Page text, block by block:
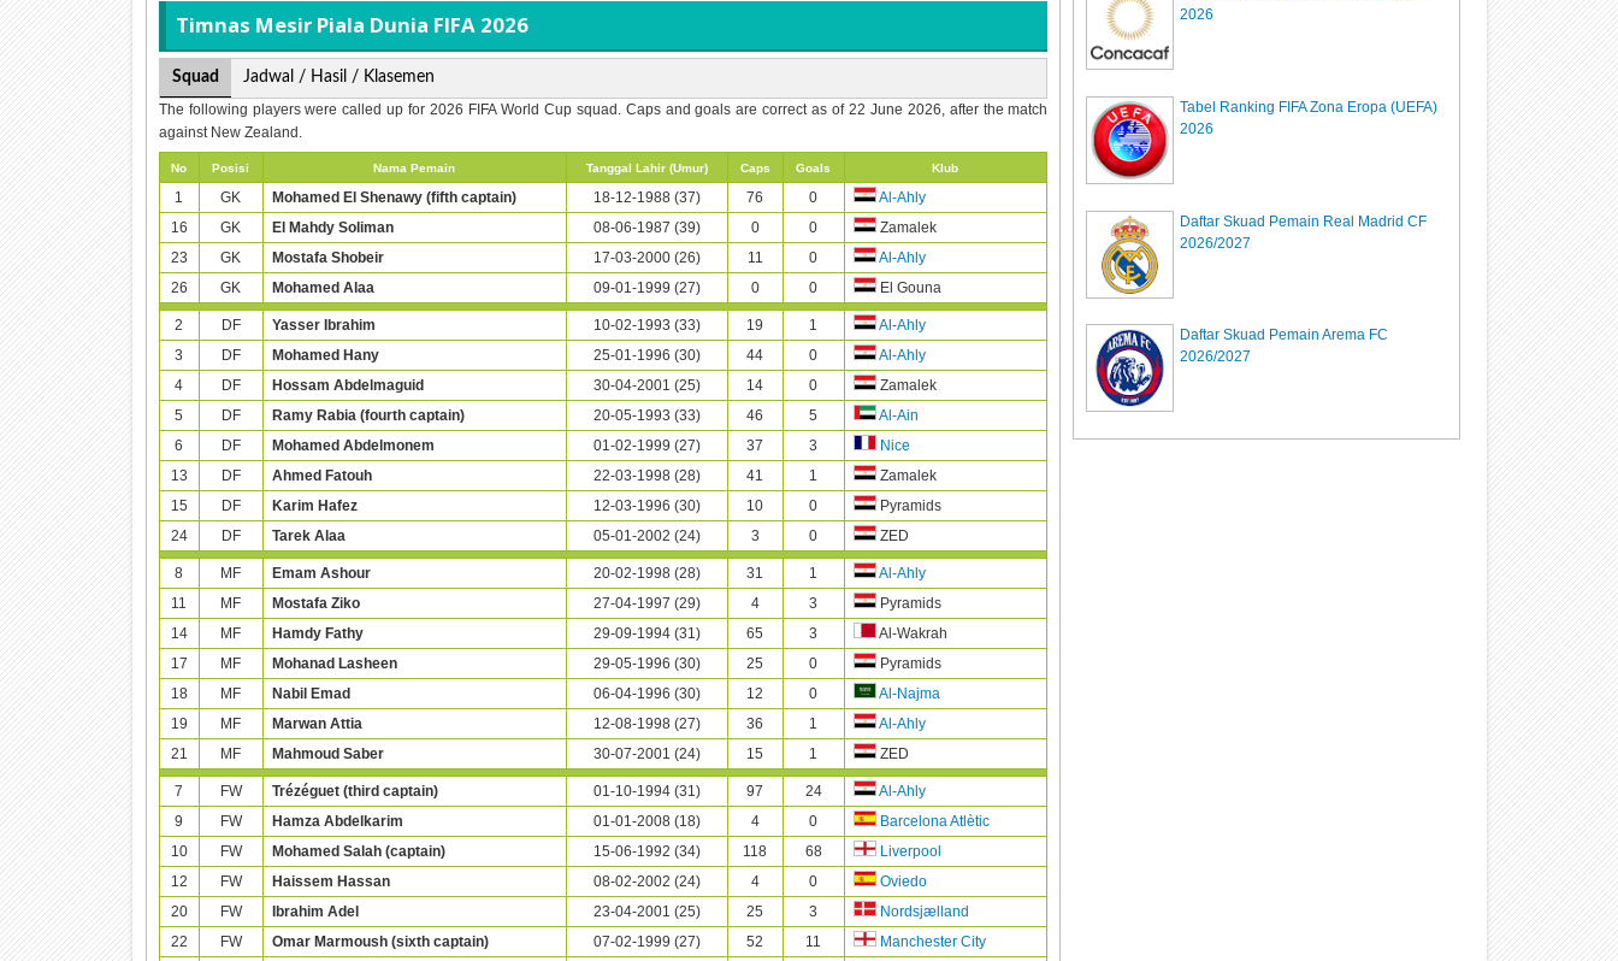
Timnas Mesir Piala Dunia FIFA 2026
Squad
Jadwal / Hasil / Klasemen
The following players were called up for 2026 FIFA World Cup squad. Caps and goals are correct as of 22 June 2026, after the match
against New Zealand.
No Posisi Nama Pemain Tanggal Lahir (Umur) Caps Goals Klub
1 GK Mohamed El Shenawy (fifth captain) 18-12-1988 (37) 76 0
Al-Ahly
16
GK El Mahdy Soliman 08-06-1987 (39) 0 0
Zamalek
23
GK Mostafa Shobeir 17-03-2000 (26) 11 0
Al-Ahly
26
GK Mohamed Alaa 09-01-1999 (27) 0 0 El Gouna
2 DF Yasser Ibrahim 10-02-1993 (33) 19 1
Al-Ahly
3
DF Mohamed Hany 25-01-1996 (30) 44 0
Al-Ahly
4
DF Hossam Abdelmaguid 30-04-2001 (25) 14 0
Zamalek
5
DF Ramy Rabia (fourth captain) 20-05-1993 (33) 46 5
Al-Ain
6
DF Mohamed Abdelmonem 01-02-1999 (27) 37 3
Nice
13
DF Ahmed Fatouh 22-03-1998 (28) 41 1
Zamalek
15
DF Karim Hafez 12-03-1996 (30) 10 0
Pyramids
24
DF Tarek Alaa 05-01-2002 (24) 3 0 ZED
8 MF Emam Ashour 20-02-1998 (28) 31 1
Al-Ahly
11
MF Mostafa Ziko 27-04-1997 (29) 4 3
Pyramids
14
MF Hamdy Fathy 29-09-1994 (31) 65 3
Al-Wakrah
17
MF Mohanad Lasheen 29-05-1996 (30) 25 0
Pyramids
18
MF Nabil Emad 06-04-1996 (30) 12 0
Al-Najma
19
MF Marwan Attia 12-08-1998 (27) 36 1
Al-Ahly
21
MF Mahmoud Saber 30-07-2001 (24) 15 1 ZED
7 FW Trézéguet (third captain) 01-10-1994 (31) 97 24
Al-Ahly
9
FW Hamza Abdelkarim 01-01-2008 (18) 4 0
Barcelona Atlètic
10
FW Mohamed Salah (captain) 15-06-1992 (34) 118 68
Liverpool
12
FW Haissem Hassan 08-02-2002 (24) 4 0
Oviedo
20
FW Ibrahim Adel 23-04-2001 (25) 25 3
Nordsjælland
22
FW Omar Marmoush (sixth captain) 07-02-1999 (27) 52 11
Manchester City
2026
Tabel Ranking FIFA Zona Eropa (UEFA)
2026
Daftar Skuad Pemain Real Madrid CF
2026/2027
Daftar Skuad Pemain Arema FC
2026/2027